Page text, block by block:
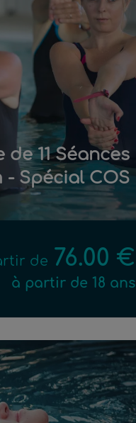
de 11 Séances
- Spécial COS
de 76.00 €
à partir de 18 ans